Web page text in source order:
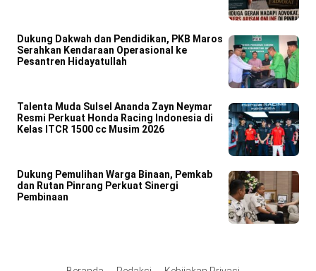
Dukung Dakwah dan Pendidikan, PKB Maros
Serahkan Kendaraan Operasional ke
Pesantren Hidayatullah
Talenta Muda Sulsel Ananda Zayn Neymar
Resmi Perkuat Honda Racing Indonesia di
Kelas ITCR 1500 cc Musim 2026
Dukung Pemulihan Warga Binaan, Pemkab
dan Rutan Pinrang Perkuat Sinergi
Pembinaan